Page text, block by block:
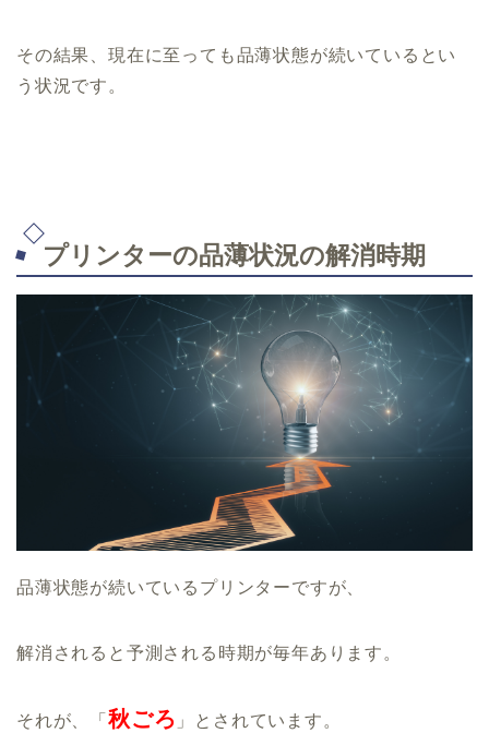
その結果、現在に至っても品薄状態が続いているとい
う状況です。
プリンターの品薄状況の解消時期
品薄状態が続いているプリンターですが、
解消されると予測される時期が毎年あります。
それが、「 秋ごろ 」とされています。